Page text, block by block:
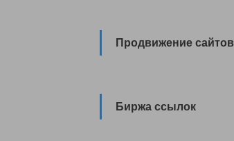
Продвижение сайтов
Биржа ссылок